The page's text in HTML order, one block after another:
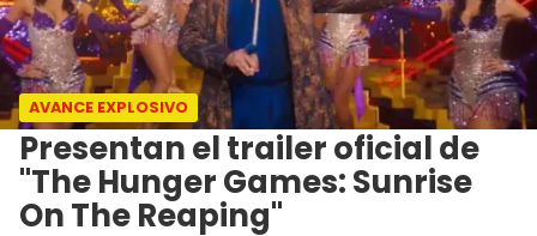
AVANCE EXPLOSIVO
Presentan el trailer oficial de
"The Hunger Games: Sunrise
On The Reaping"